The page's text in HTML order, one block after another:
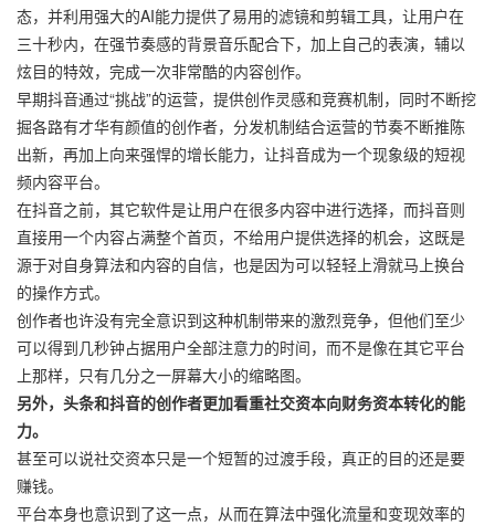
态，并利用强大的AI能力提供了易用的滤镜和剪辑工具，让用户在
三十秒内，在强节奏感的背景音乐配合下，加上自己的表演，辅以
炫目的特效，完成一次非常酷的内容创作。
早期抖音通过“挑战”的运营，提供创作灵感和竞赛机制，同时不断挖
掘各路有才华有颜值的创作者，分发机制结合运营的节奏不断推陈
出新，再加上向来强悍的增长能力，让抖音成为一个现象级的短视
频内容平台。
在抖音之前，其它软件是让用户在很多内容中进行选择，而抖音则
直接用一个内容占满整个首页，不给用户提供选择的机会，这既是
源于对自身算法和内容的自信，也是因为可以轻轻上滑就马上换台
的操作方式。
创作者也许没有完全意识到这种机制带来的激烈竞争，但他们至少
可以得到几秒钟占据用户全部注意力的时间，而不是像在其它平台
上那样，只有几分之一屏幕大小的缩略图。
另外，头条和抖音的创作者更加看重社交资本向财务资本转化的能
力。
甚至可以说社交资本只是一个短暂的过渡手段，真正的目的还是要
赚钱。
平台本身也意识到了这一点，从而在算法中强化流量和变现效率的